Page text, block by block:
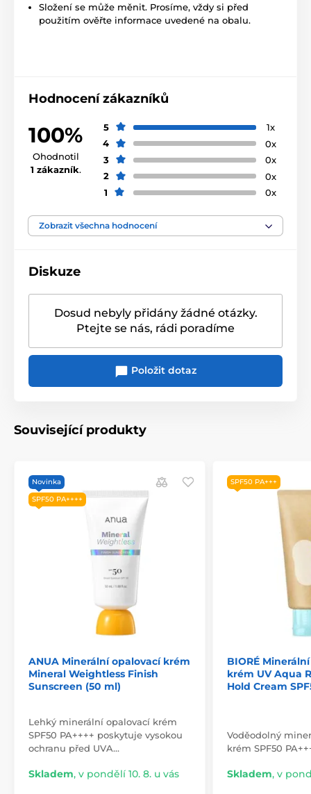
Složení se může měnit. Prosíme, vždy si před
použitím ověřte informace uvedené na obalu.
Hodnocení zákazníků
100%
Ohodnotil
1 zákazník.
5
1x
4
0x
3
0x
2
0x
1
0x
Zobrazit všechna hodnocení
Diskuze
Dosud nebyly přidány žádné otázky.
Ptejte se nás, rádi poradíme
Položit dotaz
Související produkty
Novinka
SPF50 PA++++
ANUA Minerální opalovací krém
Mineral Weightless Finish
Sunscreen (50 ml)
Lehký minerální opalovací krém
SPF50 PA++++ poskytuje vysokou
ochranu před UVA…
Skladem, v pondělí 10. 8. u vás
SPF50 PA+++
BIORÉ
krém UV Aqua
Hold Cream
Voděodolný
krém SPF50
Skladem, v